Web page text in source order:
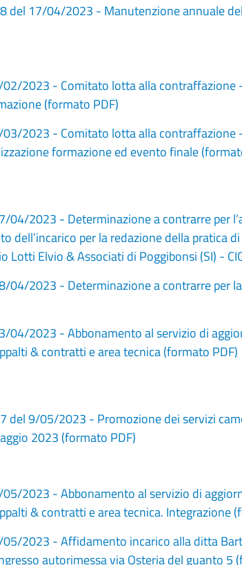
del 17/04/2023 - Manutenzione annuale
2023 - Comitato lotta alla contraffazione
(formato PDF)
2023 - Comitato lotta alla contraffazione
formazione ed evento finale
04/2023 - Determinazione a contrarre per
dell’incarico per la redazione della pratica
Elvio & Associati di Poggibonsi (SI) -
04/2023 - Determinazione a contrarre per
04/2023 - Abbonamento al servizio di
& contratti e area tecnica (formato PDF)
del 9/05/2023 - Promozione dei servizi
2023 (formato PDF)
2023 - Abbonamento al servizio di
& contratti e area tecnica. Integrazione
2023 - Affidamento incarico alla ditta
autorimessa via Osteria del guanto 5